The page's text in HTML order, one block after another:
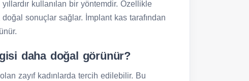
kullanılan bir yöntemdir. Özellikle
sonuçlar sağlar. İmplant kas tarafından
daha doğal görünür?
zayıf kadınlarda tercih edilebilir. Bu